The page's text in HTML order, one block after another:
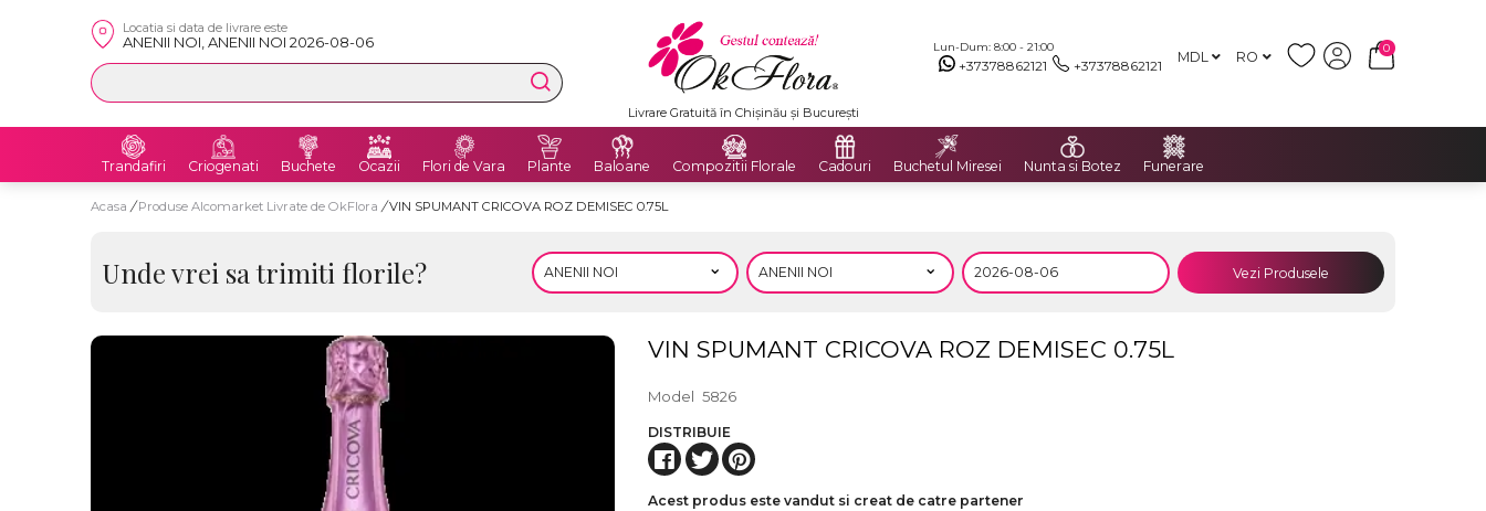
Locatia si data de livrare este
ANENII NOI, ANENII NOI 2026-08-06 Lun-Dum: 8:00 - 21:00
+37378862121 +37378862121 MDL RO
0
Livrare Gratuită în Chișinău și București
Trandafiri Criogenati Buchete Ocazii Flori de Vara Plante Baloane Compozitii Florale Cadouri Buchetul Miresei Nunta si Botez Funerare
Acasa / Produse Alcomarket Livrate de OkFlora / VIN SPUMANT CRICOVA ROZ DEMISEC 0.75L
Unde vrei sa trimiti florile? Vezi Produsele
VIN SPUMANT CRICOVA ROZ DEMISEC 0.75L
Model 5826
DISTRIBUIE
Acest produs este vandut si creat de catre partener